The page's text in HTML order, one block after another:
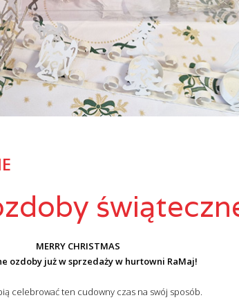
MERRY CHRISTMAS
ozdoby już w sprzedaży w hurtowni RaMaj!
celebrować ten cudowny czas na swój sposób.